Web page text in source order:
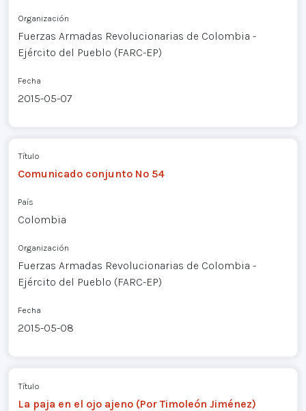
Organización
Fuerzas Armadas Revolucionarias de Colombia -
Ejército del Pueblo (FARC-EP)
Fecha
2015-05-07
Título
Comunicado conjunto Nº 54
País
Colombia
Organización
Fuerzas Armadas Revolucionarias de Colombia -
Ejército del Pueblo (FARC-EP)
Fecha
2015-05-08
Título
La paja en el ojo ajeno (Por Timoleón Jiménez)